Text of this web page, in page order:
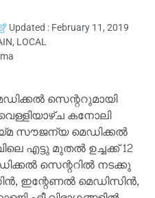
Updated : February 11, 2019
, LOCAL
സെന്ററുമായി
കനോലി
സൗജന്യ മെഡിക്കൽ
എട്ടു മുതൽ ഉച്ചക്ക് 12
സെന്ററിൽ നടക്കു
ഇന്റേണൽ മെഡിസിൻ,